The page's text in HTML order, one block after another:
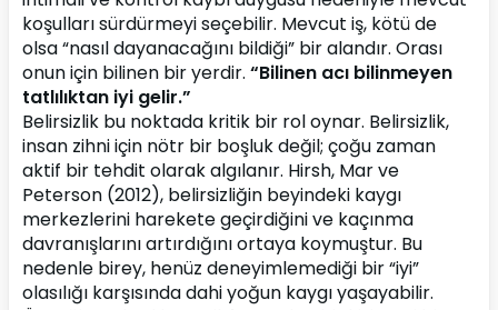
koşulları sürdürmeyi seçebilir. Mevcut iş, kötü de
olsa “nasıl dayanacağını bildiği” bir alandır. Orası
onun için bilinen bir yerdir. “Bilinen acı bilinmeyen
tatlılıktan iyi gelir.”
Belirsizlik bu noktada kritik bir rol oynar. Belirsizlik,
insan zihni için nötr bir boşluk değil; çoğu zaman
aktif bir tehdit olarak algılanır. Hirsh, Mar ve
Peterson (2012), belirsizliğin beyindeki kaygı
merkezlerini harekete geçirdiğini ve kaçınma
davranışlarını artırdığını ortaya koymuştur. Bu
nedenle birey, henüz deneyimlemediği bir “iyi”
olasılığı karşısında dahi yoğun kaygı yaşayabilir.